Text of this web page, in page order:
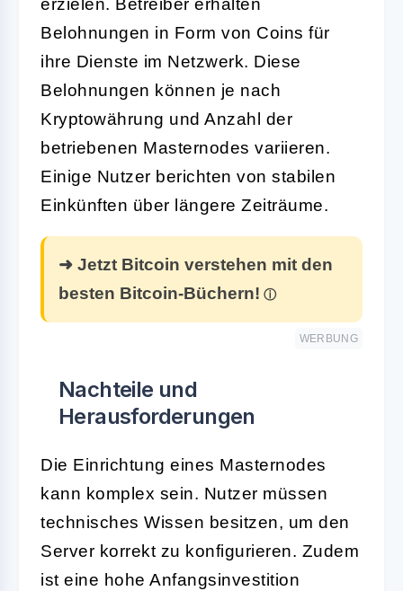
erzielen. Betreiber erhalten
Belohnungen in Form von Coins für
ihre Dienste im Netzwerk. Diese
Belohnungen können je nach
Kryptowährung und Anzahl der
betriebenen Masternodes variieren.
Einige Nutzer berichten von stabilen
Einkünften über längere Zeiträume.
➜ Jetzt Bitcoin verstehen mit den
besten Bitcoin-Büchern!
WERBUNG
Nachteile und
Herausforderungen
Die Einrichtung eines Masternodes
kann komplex sein. Nutzer müssen
technisches Wissen besitzen, um den
Server korrekt zu konfigurieren. Zudem
ist eine hohe Anfangsinvestition